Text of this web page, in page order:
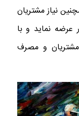
نیاز مشتریان
عرضه نماید و با
و مصرف